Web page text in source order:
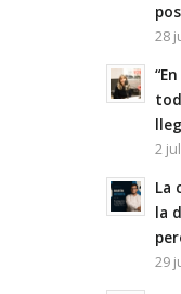
28
2
La
la
29